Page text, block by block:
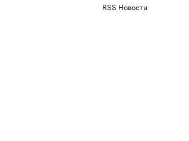
RSS Новости